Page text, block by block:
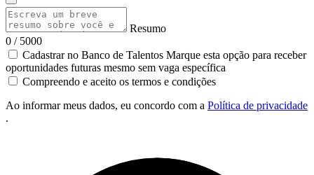
Resumo
0 / 5000
Cadastrar no Banco de Talentos Marque esta opção para receber
oportunidades futuras mesmo sem vaga específica
Compreendo e aceito os termos e condições
Ao informar meus dados, eu concordo com a Política de privacidade
.